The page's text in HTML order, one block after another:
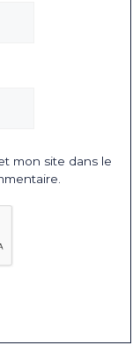
mon site dans le